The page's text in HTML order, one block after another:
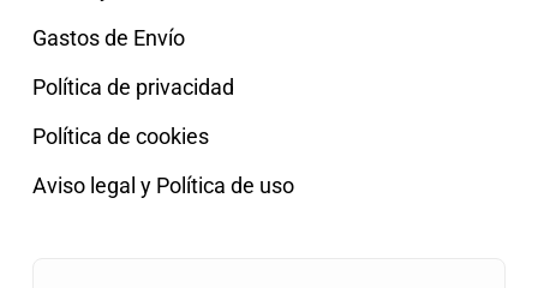
Gastos de Envío
Política de privacidad
Política de cookies
Aviso legal y Política de uso